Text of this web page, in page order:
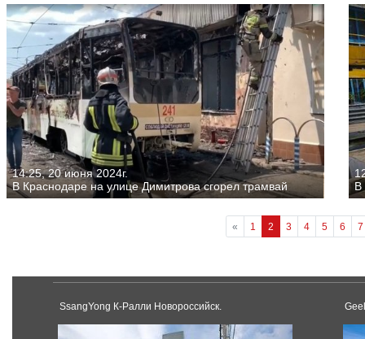
14:25, 20 июня 2024г.
В Краснодаре на улице Димитрова сгорел трамвай
В
« 1 2 3 4 5 6 7
SsangYong К-Ралли Новороссийск.